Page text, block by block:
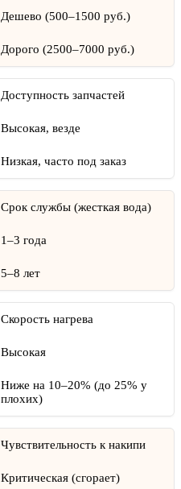
Дешево (500–1500 руб.)
Дорого (2500–7000 руб.)
Доступность запчастей
Высокая, везде
Низкая, часто под заказ
Срок службы (жесткая вода)
1–3 года
5–8 лет
Скорость нагрева
Высокая
Ниже на 10–20% (до 25% у
плохих)
Чувствительность к накипи
Критическая (сгорает)